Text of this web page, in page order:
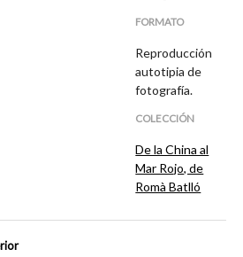
FORMATO
Reproducción
autotipia de
fotografía.
COLECCIÓN
De la China al
Mar Rojo, de
Romà Batlló